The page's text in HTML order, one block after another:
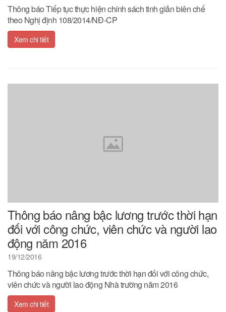
Thông báo Tiếp tục thực hiện chính sách tinh giản biên chế
theo Nghị định 108/2014/NĐ-CP
Xem chi tiết
Thông báo nâng bậc lương trước thời hạn
đối với công chức, viên chức và người lao
động năm 2016
19/12/2016
Thông báo nâng bậc lương trước thời hạn đối với công chức,
viên chức và người lao động Nhà trường năm 2016
Xem chi tiết